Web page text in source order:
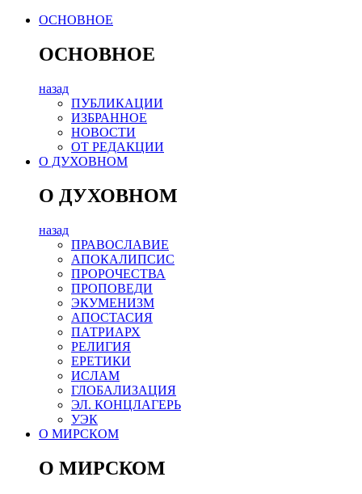
ОСНОВНОЕ
ОСНОВНОЕ
назад
ПУБЛИКАЦИИ
ИЗБРАННОЕ
НОВОСТИ
ОТ РЕДАКЦИИ
О ДУХОВНОМ
О ДУХОВНОМ
назад
ПРАВОСЛАВИЕ
АПОКАЛИПСИС
ПРОРОЧЕСТВА
ПРОПОВЕДИ
ЭКУМЕНИЗМ
АПОСТАСИЯ
ПАТРИАРХ
РЕЛИГИЯ
ЕРЕТИКИ
ИСЛАМ
ГЛОБАЛИЗАЦИЯ
ЭЛ. КОНЦЛАГЕРЬ
УЭК
О МИРСКОМ
О МИРСКОМ